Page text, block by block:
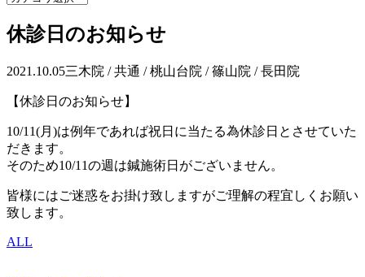
休診日のお知らせ
2021.10.05三木院 / 共通 / 桃山台院 / 篠山院 / 長田院
【休診日のお知らせ】
10/11(月)は例年であれば祝日に当たる為休診日とさせていた
だきます。
そのため10/11の週は鍼施術日がございません。
皆様にはご迷惑をお掛け致しますがご理解の程宜しくお願い
致します。
ALL